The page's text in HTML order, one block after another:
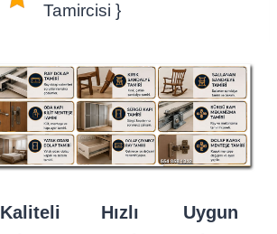
Tamircisi }
Kaliteli
Hızlı
Uygun